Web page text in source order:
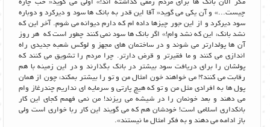
چیست...» و آن یکی می گوید« آقا این قدر به بانک ها سود و دیرکرد و دوباره
سود دیرکرد و از این جور چیزها داده ام که دارم دیوانه می شوم. آخر این که
نشد بانک، این که نشد وام!» اگر بانک ها سود نمی کنند چطور است که هر روز
آن ها پولدارتر می شوند و در ساختمان های مجهز و لوکس شعبه جدیدی راه
اندازی می کنند و ما فقیرتر و قرض دارتر. چرا مردم را تشویق می کنند که
پولشان را برای دریافت سود بیشتر در بانک بگذارند و در این زمینه با هم
رقابت می کنند؟! می خواهند خون امثال من و تو را بیشتر بمکند، چون از همان
پول ها به افرادی مثل من و تو که هیچ پارتی و سرمایه ای نداریم چندرغاز وام
می دهند و بعد خونمان را در شیشه می ریزند! من نمی فهمم کجای این کار
بانکداری اسلامی است! خودشان هم که می گویند این کار ربا خواری است ولی
باز ادامه می دهند و به فکر امثال ما نیستند».